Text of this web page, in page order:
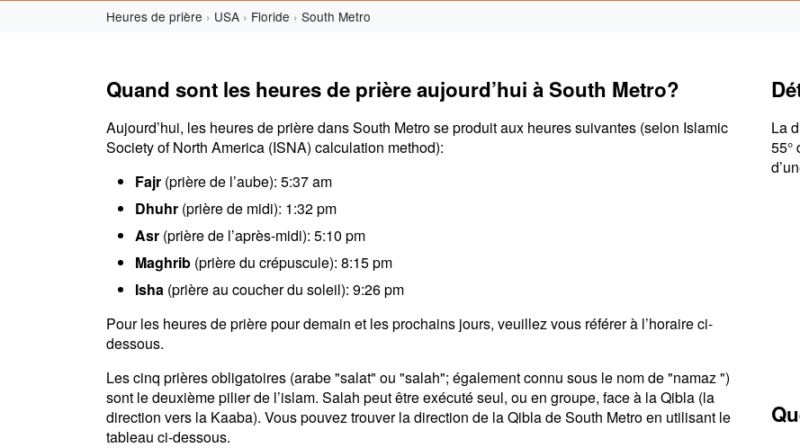
Heures de prière USA Floride South Metro
Quand sont les heures de prière aujourd’hui à South Metro?
Aujourd’hui, les heures de prière dans South Metro se produit aux heures suivantes (selon Islamic
Society of North America (ISNA) calculation method):
Fajr (prière de l’aube): 5:37 am
Dhuhr (prière de midi): 1:32 pm
Asr (prière de l’après-midi): 5:10 pm
Maghrib (prière du crépuscule): 8:15 pm
Isha (prière au coucher du soleil): 9:26 pm
Pour les heures de prière pour demain et les prochains jours, veuillez vous référer à l’horaire ci-
dessous.
Les cinq prières obligatoires (arabe "salat" ou "salah"; également connu sous le nom de "namaz ")
sont le deuxième pilier de l’islam. Salah peut être exécuté seul, ou en groupe, face à la Qibla (la
direction vers la Kaaba). Vous pouvez trouver la direction de la Qibla de South Metro en utilisant le
tableau ci-dessous.
La
55°